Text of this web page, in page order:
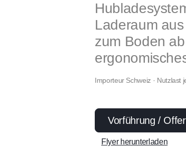
Laderaum
zum Boden
Importeur Schweiz · Nutzlast
Vorführung /
Flyer herunterladen